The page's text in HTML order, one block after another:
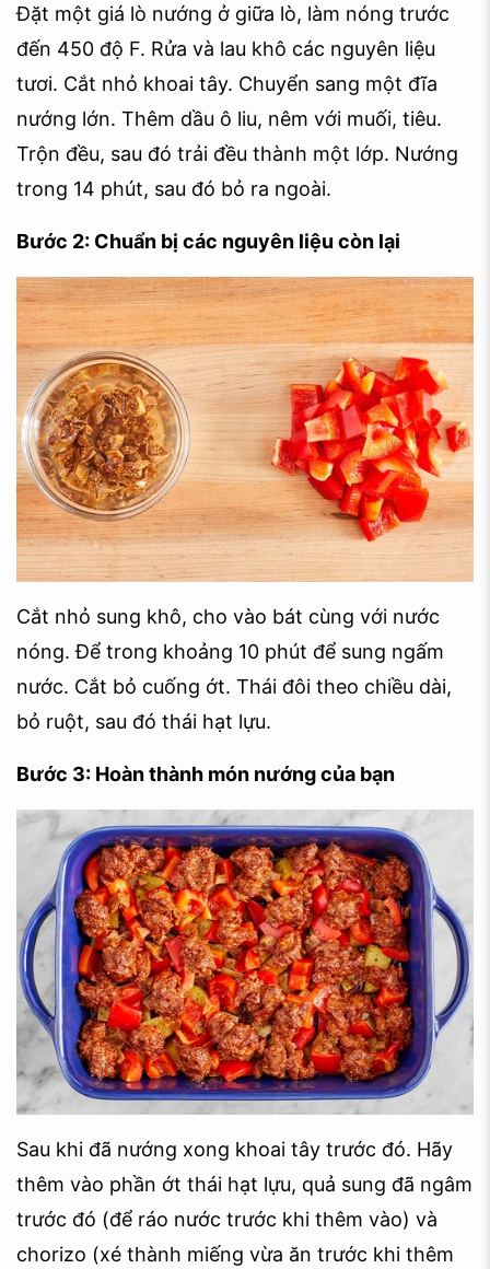
Đặt một giá lò nướng ở giữa lò, làm nóng trước
đến 450 độ F. Rửa và lau khô các nguyên liệu
tươi. Cắt nhỏ khoai tây. Chuyển sang một đĩa
nướng lớn. Thêm dầu ô liu, nêm với muối, tiêu.
Trộn đều, sau đó trải đều thành một lớp. Nướng
trong 14 phút, sau đó bỏ ra ngoài.
Bước 2: Chuẩn bị các nguyên liệu còn lại
Cắt nhỏ sung khô, cho vào bát cùng với nước
nóng. Để trong khoảng 10 phút để sung ngấm
nước. Cắt bỏ cuống ớt. Thái đôi theo chiều dài,
bỏ ruột, sau đó thái hạt lựu.
Bước 3: Hoàn thành món nướng của bạn
Sau khi đã nướng xong khoai tây trước đó. Hãy
thêm vào phần ớt thái hạt lựu, quả sung đã ngâm
trước đó (để ráo nước trước khi thêm vào) và
chorizo (xé thành miếng vừa ăn trước khi thêm